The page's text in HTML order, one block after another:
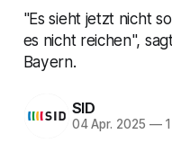
"Es sieht jetzt nicht
es nicht reichen",
Bayern.
SID
04 Apr. 2025 —1